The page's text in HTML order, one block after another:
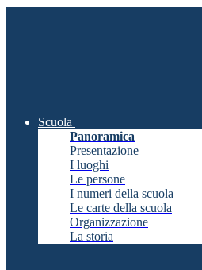
Scuola
Panoramica
Presentazione
I luoghi
Le persone
I numeri della scuola
Le carte della scuola
Organizzazione
La storia